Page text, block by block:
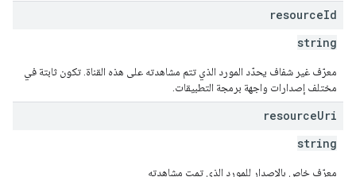
resourceId
string
معرّف غير شفاف يحدّد المورد الذي تتم مشاهدته على هذه القناة. تكون ثابتة في
مختلف إصدارات واجهة برمجة التطبيقات.
resourceUri
string
معرّف خاص بالإصدار للمورد الذي تمت مشاهدته